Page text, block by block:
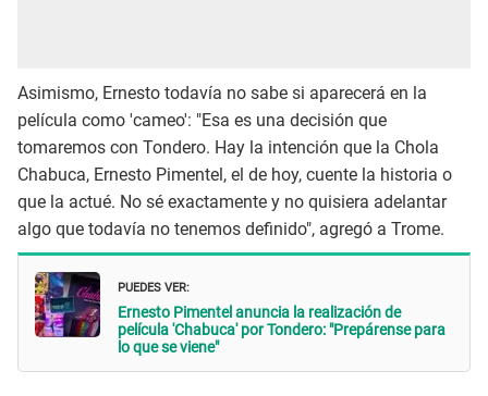
Asimismo, Ernesto todavía no sabe si aparecerá en la
película como 'cameo': "Esa es una decisión que
tomaremos con Tondero. Hay la intención que la Chola
Chabuca, Ernesto Pimentel, el de hoy, cuente la historia o
que la actué. No sé exactamente y no quisiera adelantar
algo que todavía no tenemos definido", agregó a Trome.
PUEDES VER:
Ernesto Pimentel anuncia la realización de
película 'Chabuca' por Tondero: "Prepárense para
lo que se viene"